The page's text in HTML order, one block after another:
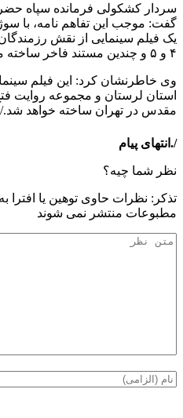
سردار کشکولی فرمانده سپاه
گفت: موجب این تفاهم نامه، با
یک فیلم سینمایی از نقش
۴ و ۵ و چندین مستند فاخر ساخته می‌شود.
وی خاطرنشان کرد: این فیلم
استان لرستان و مجموعه روایت
مقدس در تهران ساخته خواهد
/.انتهای پیام
نظر شما چیه؟
تذكر: نظرات حاوی توهين يا افترا
مطبوعات منتشر نمی شوند